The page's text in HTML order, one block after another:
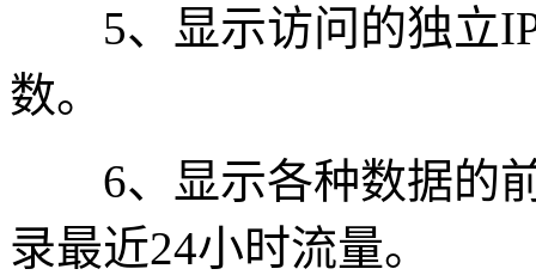
5、显示访问的独立IP
数。
6、显示各种数据的前
录最近24小时流量。